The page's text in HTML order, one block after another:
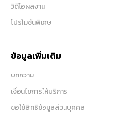
วิดีโอผลงาน
โปรโมชันพิเศษ
ข้อมูลเพิ่มเติม
บทความ
เงื่อนไขการให้บริการ
ขอใช้สิทธิข้อมูลส่วนบุคคล